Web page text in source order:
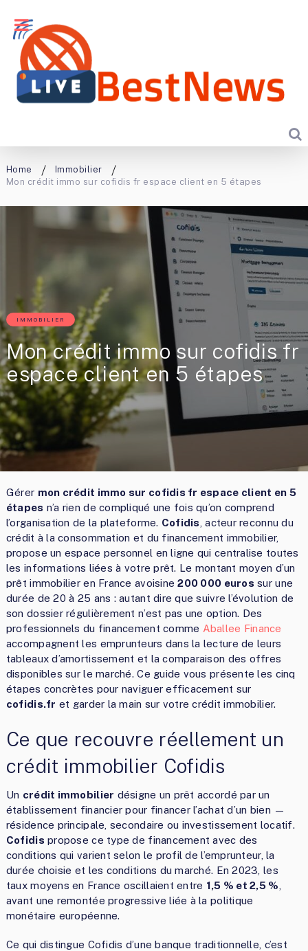
Home
Immobilier
Mon crédit immo sur cofidis fr espace client en 5 étapes
IMMOBILIER
Mon crédit immo sur cofidis fr
espace client en 5 étapes
Gérer mon crédit immo sur cofidis fr espace client en 5
étapes n’a rien de compliqué une fois qu’on comprend
l’organisation de la plateforme. Cofidis , acteur reconnu du
crédit à la consommation et du financement immobilier,
propose un espace personnel en ligne qui centralise toutes
les informations liées à votre prêt. Le montant moyen d’un
prêt immobilier en France avoisine200 000 euros sur une
durée de 20 à 25 ans : autant dire que suivre l’évolution de
son dossier régulièrement n’est pas une option. Des
professionnels du financement comme Aballee Finance
accompagnent les emprunteurs dans la lecture de leurs
tableaux d’amortissement et la comparaison des offres
disponibles sur le marché. Ce guide vous présente les cinq
étapes concrètes pour naviguer efficacement sur
cofidis.fr et garder la main sur votre crédit immobilier.
Ce que recouvre réellement un
crédit immobilier Cofidis
Un crédit immobilier désigne un prêt accordé par un
établissement financier pour financer l’achat d’un bien —
résidence principale, secondaire ou investissement locatif.
Cofidis propose ce type de financement avec des
conditions qui varient selon le profil de l’emprunteur, la
durée choisie et les conditions du marché. En 2023, les
taux moyens en France oscillaient entre 1,5 % et 2,5 %
avant une remontée progressive liée à la politique
monétaire européenne.
Ce qui distingue Cofidis d’une banque traditionnelle, c’est